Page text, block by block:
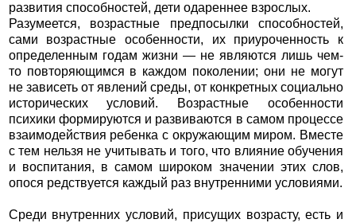
развития способностей, дети одареннее взрослых.
Разумеется, возрастные предпосылки способностей,
сами возрастные особенности, их приуроченность к
определенным годам жизни — не являются лишь чем-
то повторяющимся в каждом поколении; они не могут
не зависеть от явлений среды, от конкретных социально
исторических условий. Возрастные особенности
психики формируются и развиваются в самом процессе
взаимодействия ребенка с окружающим миром. Вместе
с тем нельзя не учитывать и того, что влияние обучения
и воспитания, в самом широком значении этих слов,
опося редствуется каждый раз внутренними условиями.
Среди внутренних условий, присущих возрасту, есть и